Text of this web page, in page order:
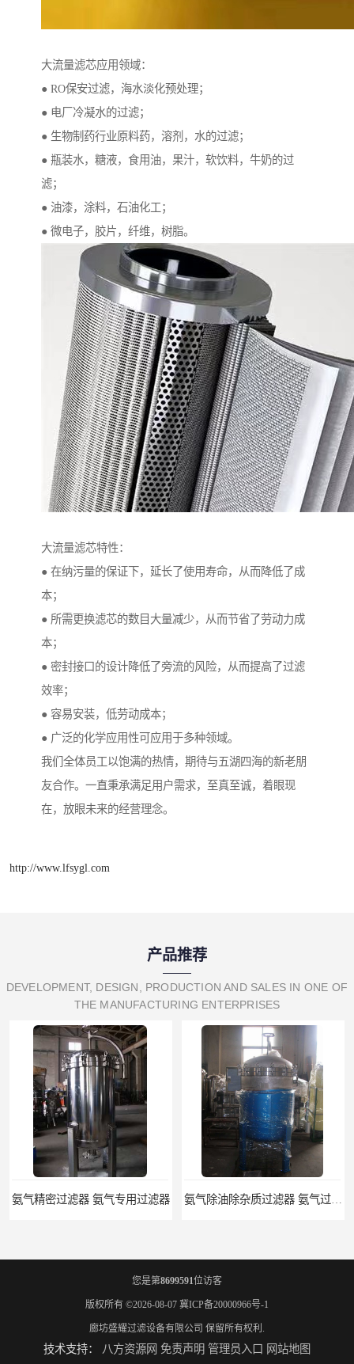
大流量滤芯应用领域：
● RO保安过滤，海水淡化预处理；
● 电厂冷凝水的过滤；
● 生物制药行业原料药，溶剂，水的过滤；
● 瓶装水，糖液，食用油，果汁，软饮料，牛奶的过
滤；
● 油漆，涂料，石油化工；
● 微电子，胶片，纤维，树脂。
大流量滤芯特性：
● 在纳污量的保证下，延长了使用寿命，从而降低了成
本；
● 所需更换滤芯的数目大量减少，从而节省了劳动力成
本；
● 密封接口的设计降低了旁流的风险，从而提高了过滤
效率；
● 容易安装，低劳动成本；
● 广泛的化学应用性可应用于多种领域。
我们全体员工以饱满的热情，期待与五湖四海的新老朋
友合作。一直秉承满足用户需求，至真至诚，着眼现
在，放眼未来的经营理念。
http://www.lfsygl.com
产品推荐
DEVELOPMENT, DESIGN, PRODUCTION AND SALES IN ONE OF
THE MANUFACTURING ENTERPRISES
滤器 氨气专用过滤器 氨气除油除杂质过滤器 氨气过滤器生产厂家
您是第8699591位访客
版权所有 ©2026-08-07 冀ICP备20000966号-1
廊坊盛耀过滤设备有限公司 保留所有权利.
技术支持： 八方资源网 免责声明 管理员入口 网站地图